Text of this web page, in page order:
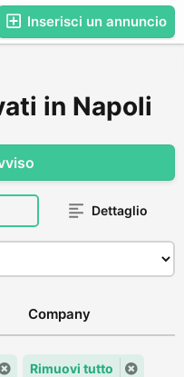
Inserisci un annuncio
in Napoli
Dettaglio
Company
Rimuovi tutto